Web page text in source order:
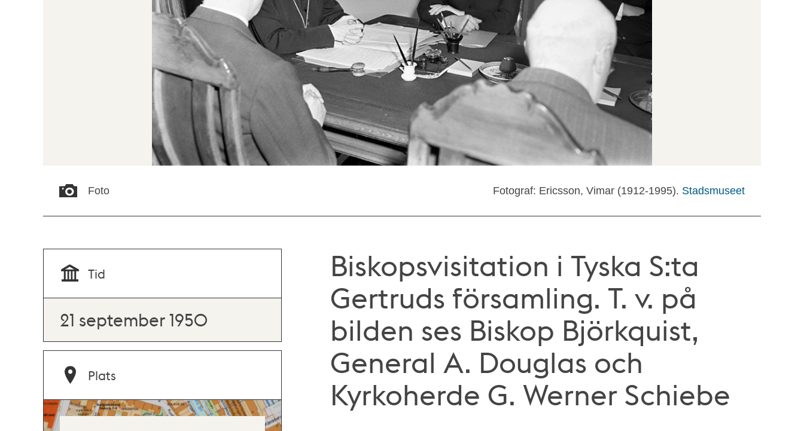
Foto Fotograf: Ericsson, Vimar (1912-1995). Stadsmuseet
Biskopsvisitation i Tyska S:ta
Gertruds församling. T. v. på
bilden ses Biskop Björkquist,
General A. Douglas och
Kyrkoherde G. Werner Schiebe
Tid
21 september 1950
Plats